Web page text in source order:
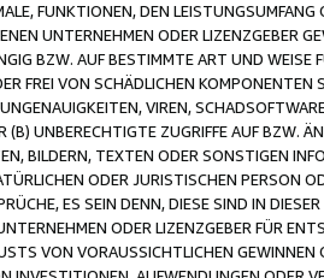
FUNKTIONEN, DEN
UNTERNEHMEN ODER LIZENZGEBER
BZW. AUF BESTIMMTE ART UND
FREI VON SCHÄDLICHEN
VIREN,
(B) UNBERECHTIGTE ZUGRIFFE AUF BZW.
BILDERN, TEXTEN ODER SONSTIGEN
ODER JURISTISCHEN PERSON
ES SEIN DENN, DIESE SIND IN
ODER LIZENZGEBER FÜR
VON VORAUSSICHTLICHEN